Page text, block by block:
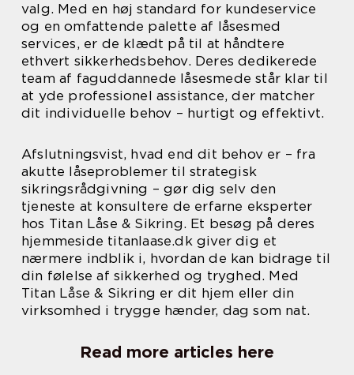
valg. Med en høj standard for kundeservice
og en omfattende palette af låsesmed
services, er de klædt på til at håndtere
ethvert sikkerhedsbehov. Deres dedikerede
team af faguddannede låsesmede står klar til
at yde professionel assistance, der matcher
dit individuelle behov – hurtigt og effektivt.
Afslutningsvist, hvad end dit behov er – fra
akutte låseproblemer til strategisk
sikringsrådgivning – gør dig selv den
tjeneste at konsultere de erfarne eksperter
hos Titan Låse & Sikring. Et besøg på deres
hjemmeside titanlaase.dk giver dig et
nærmere indblik i, hvordan de kan bidrage til
din følelse af sikkerhed og tryghed. Med
Titan Låse & Sikring er dit hjem eller din
virksomhed i trygge hænder, dag som nat.
Read more articles here